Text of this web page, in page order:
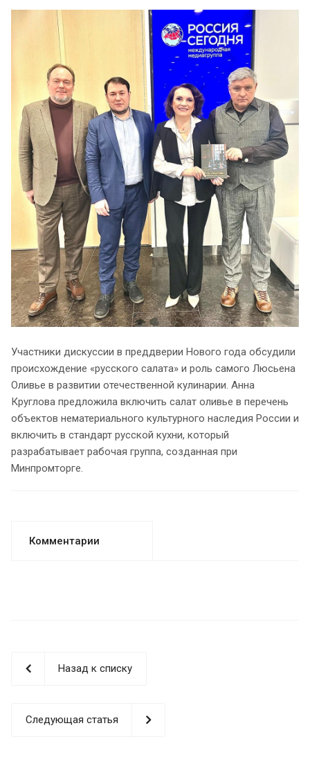
Участники дискуссии в преддверии Нового года обсудили
происхождение «русского салата» и роль самого Люсьена
Оливье в развитии отечественной кулинарии. Анна
Круглова предложила включить салат оливье в перечень
объектов нематериального культурного наследия России и
включить в стандарт русской кухни, который
разрабатывает рабочая группа, созданная при
Минпромторге.
Комментарии
Назад к списку
Следующая статья